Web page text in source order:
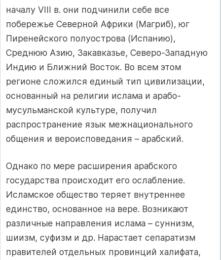
началу VIII в. они подчинили себе все
побережье Северной Африки (Магриб), юг
Пиренейского полуострова (Испанию),
Среднюю Азию, Закавказье, Северо-Западную
Индию и Ближний Восток. Во всем этом
регионе сложился единый тип цивилизации,
основанный на религии ислама и арабо-
мусульманской культуре, получил
распространение язык межнационального
общения и вероисповедания – арабский.
Однако по мере расширения арабского
государства происходит его ослабление.
Исламское общество теряет внутреннее
единство, основанное на вере. Возникают
различные направления ислама – суннизм,
шиизм, суфизм и др. Нарастает сепаратизм
правителей отдельных провинций халифата,